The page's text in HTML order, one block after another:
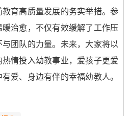
育高质量发展的务实举措。参
治愈，不仅有效缓解了工作压
团队的力量。未来，大家将以
情投入幼教事业，爱孩子更爱
爱、身边有伴的幸福幼教人。